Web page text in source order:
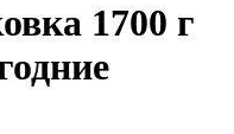
1700 г